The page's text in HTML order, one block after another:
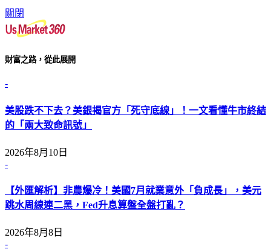
關閉
財富之路，從此展開
-
美股跌不下去？美銀揭官方「死守底線」！一文看懂牛市終結
的「兩大致命訊號」
2026年8月10日
-
【外匯解析】非農爆冷！美國7月就業意外「負成長」，美元
跳水周線連二黑，Fed升息算盤全盤打亂？
2026年8月8日
-